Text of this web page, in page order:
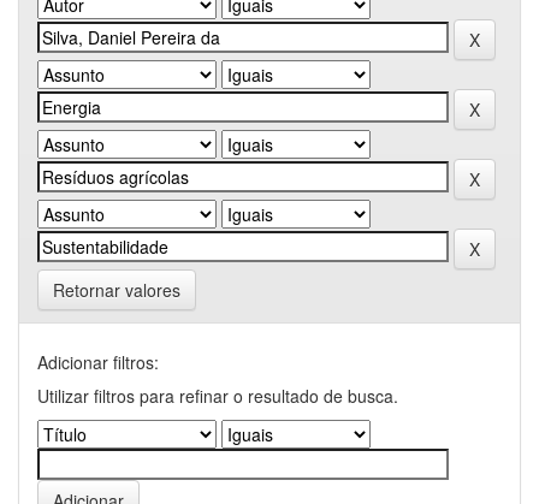
Retornar valores
Adicionar filtros:
Utilizar filtros para refinar o resultado de busca.